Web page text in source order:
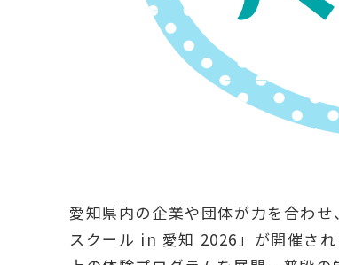
愛知県内の企業や団体が力を合わ
スクール in 愛知 2026」が開催さ